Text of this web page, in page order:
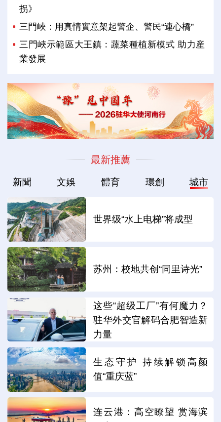
拐》
三門峽：用真情實意架起警企、警民“連心橋”
三門峽示範區大王鎮：蔬菜種植新模式 助力産
業發展
最新推薦
新聞 文娛 體育 環創 城市
世界级“水上电梯”将成型
苏州：校地共创“同里诗光”
这些“超级工厂”有何魔力？
驻华外交官解码合肥智造新
力量
生态守护 持续解锁高颜
值“重庆蓝”
连云港：高空瞭望 赏海滨